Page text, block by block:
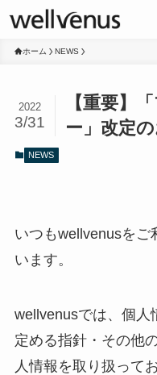
ホーム NEWS
【重要】
ー」改定
2022
3/31
NEWS
いつもwellvenusをご
います。
wellvenusでは、個人
定める指針・その他
人情報を取り扱って